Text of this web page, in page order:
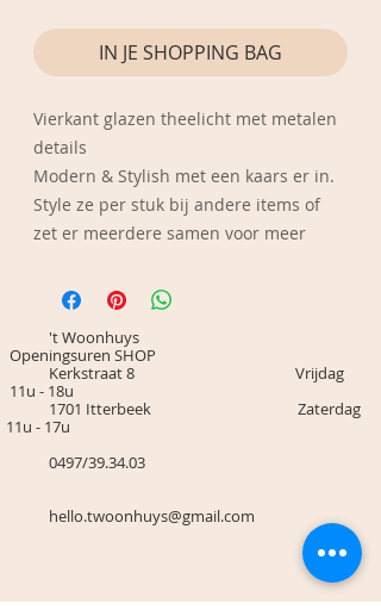
IN JE SHOPPING BAG
Vierkant glazen theelicht met metalen
details
Modern & Stylish met een kaars er in.
Style ze per stuk bij andere items of
zet er meerdere samen voor meer
Afmetingen: 11,5cm h x 10cm b x 10cm
't Woonhuys
Openingsuren SHOP
Kerkstraat 8 Vrijdag
11u - 18u
1701 Itterbeek Zaterdag
11u - 17u
0497/39.34.03
hello.twoonhuys@gmail.com